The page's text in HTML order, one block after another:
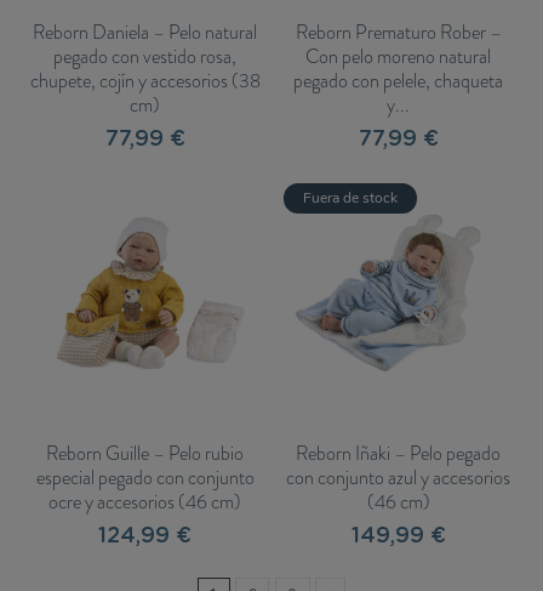
Reborn Daniela – Pelo natural
pegado con vestido rosa,
chupete, cojín y accesorios (38
cm)
77,99 €
Reborn Prematuro Rober –
Con pelo moreno natural
pegado con pelele, chaqueta
y...
77,99 €
Reborn Guille – Pelo rubio
especial pegado con conjunto
ocre y accesorios (46 cm)
124,99 €
Fuera de stock
Reborn Iñaki – Pelo pegado
con conjunto azul y accesorios
(46 cm)
149,99 €